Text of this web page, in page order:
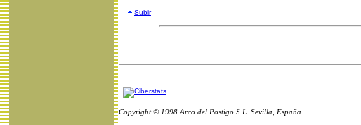
Subir
Copyright © 1998 Arco del Postigo S.L. Sevilla, España.